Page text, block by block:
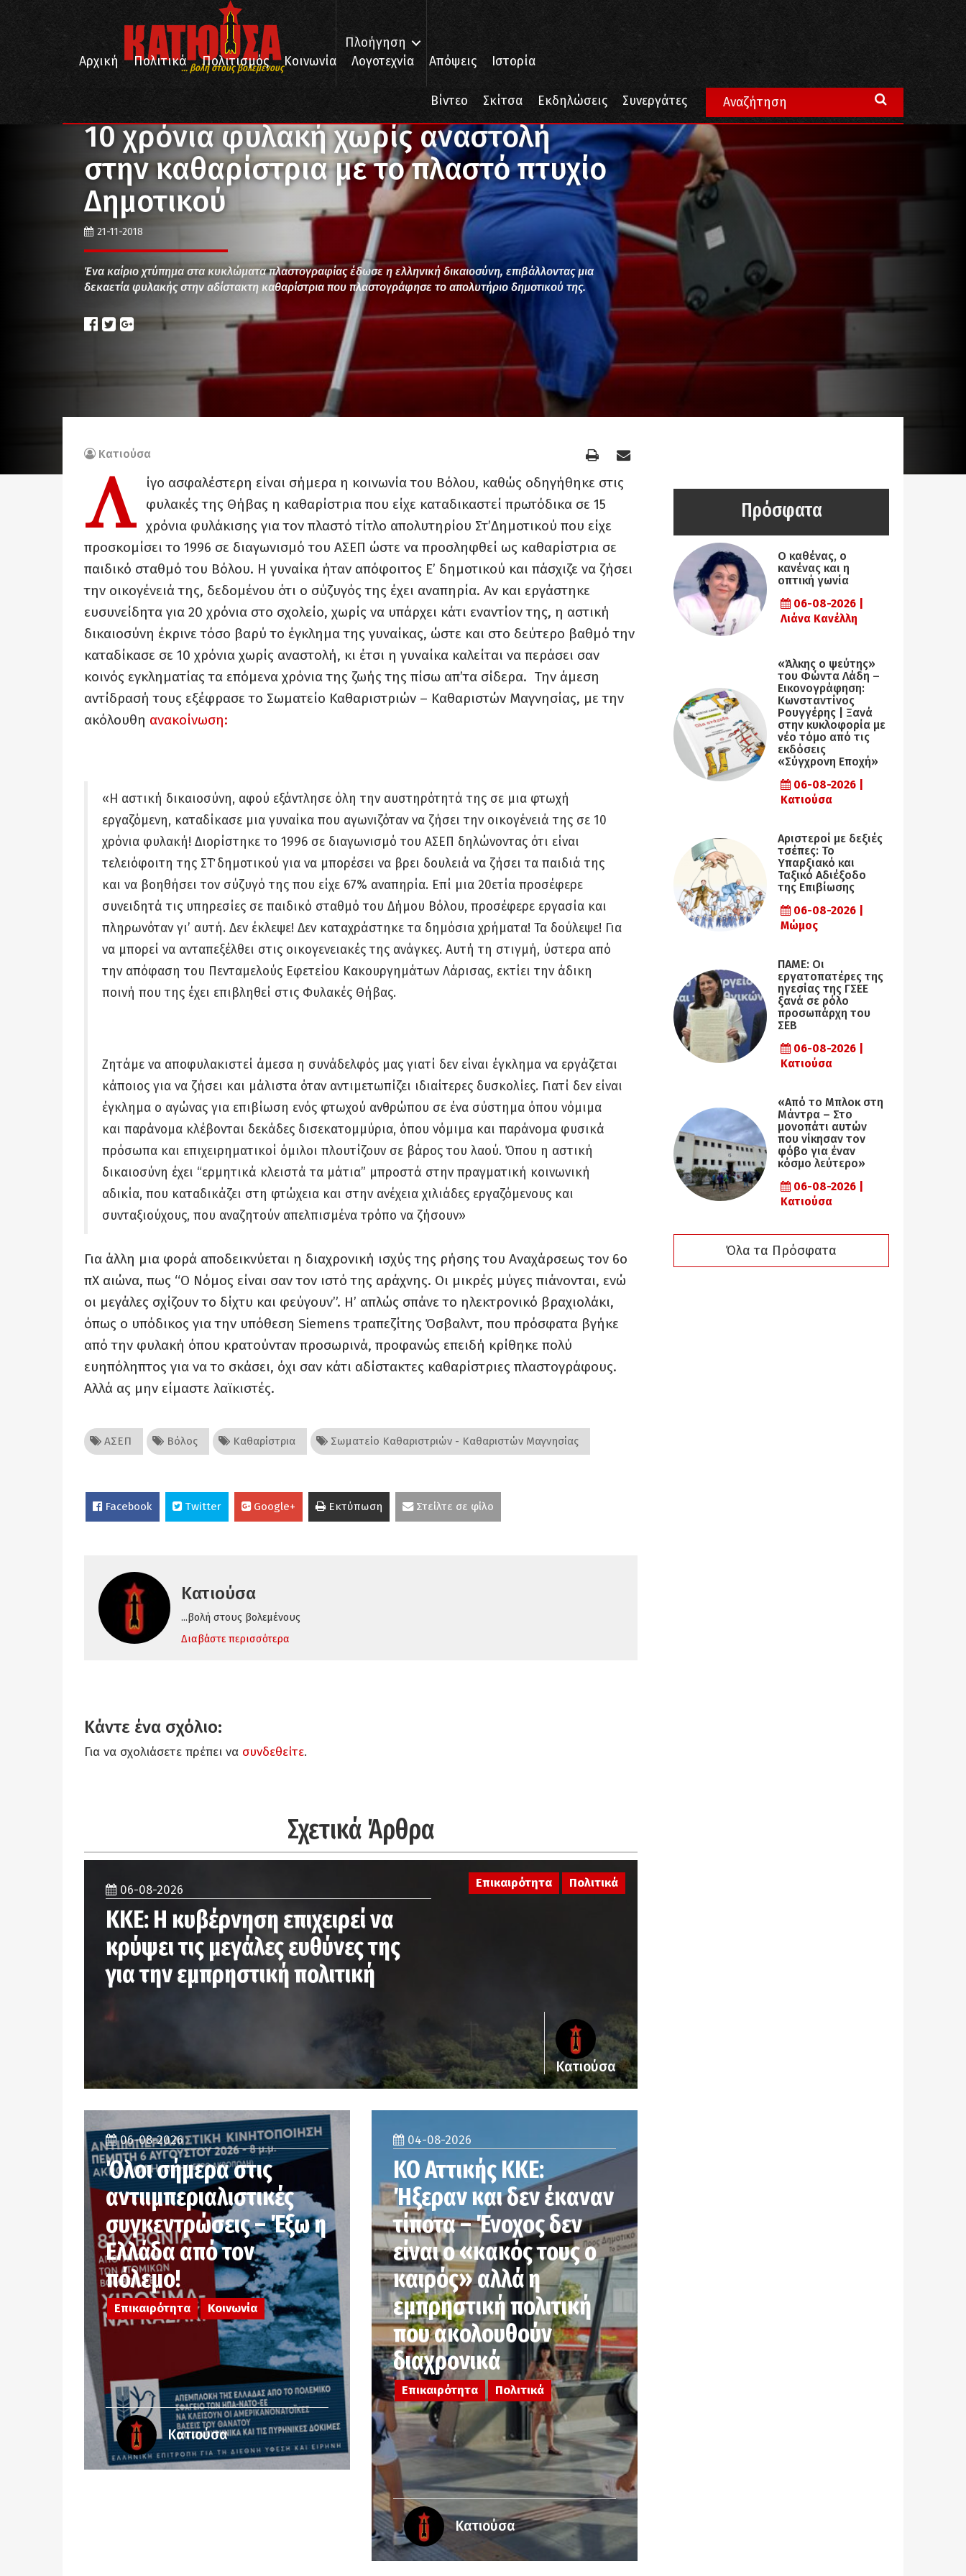
... βολή στους βολεμένους
Πλοήγηση
Αρχική
Πολιτικά Πολιτισμός Κοινωνία Λογοτεχνία Απόψεις Ιστορία
Βίντεο Σκίτσα Εκδηλώσεις Συνεργάτες
Επικαιρότητα 10 χρόνια φυλακή χωρίς αναστολή στην καθαρίστρια με το πλαστό πτυχίο Δημοτικού
10 χρόνια φυλακή χωρίς αναστολή
στην καθαρίστρια με το πλαστό πτυχίο
Δημοτικού
21-11-2018
Ένα καίριο χτύπημα στα κυκλώματα πλαστογραφίας έδωσε η ελληνική δικαιοσύνη, επιβάλλοντας μια
δεκαετία φυλακής στην αδίστακτη καθαρίστρια που πλαστογράφησε το απολυτήριο δημοτικού της.
Κατιούσα
Λ
ίγο ασφαλέστερη είναι σήμερα η κοινωνία του Βόλου, καθώς οδηγήθηκε στις
φυλακές της Θήβας η καθαρίστρια που είχε καταδικαστεί πρωτόδικα σε 15
χρόνια φυλάκισης για τον πλαστό τίτλο απολυτηρίου Στ’Δημοτικού που είχε
προσκομίσει το 1996 σε διαγωνισμό του ΑΣΕΠ ώστε να προσληφθεί ως καθαρίστρια σε
παιδικό σταθμό του Βόλου. Η γυναίκα ήταν απόφοιτος Ε’ δημοτικού και πάσχιζε να ζήσει
την οικογένειά της, δεδομένου ότι ο σύζυγός της έχει αναπηρία. Αν και εργάστηκε
ευσυνείδητα για 20 χρόνια στο σχολείο, χωρίς να υπάρχει κάτι εναντίον της, η αστική
δικαιοσύνη έκρινε τόσο βαρύ το έγκλημα της γυναίκας, ώστε και στο δεύτερο βαθμό την
καταδίκασε σε 10 χρόνια χωρίς αναστολή, κι έτσι η γυναίκα καλείται να περάσει σαν
κοινός εγκληματίας τα επόμενα χρόνια της ζωής της πίσω απ’τα σίδερα. Την άμεση
αντίδρασή τους εξέφρασε το Σωματείο Καθαριστριών – Καθαριστών Μαγνησίας, με την
ακόλουθη ανακοίνωση:
«Η αστική δικαιοσύνη, αφού εξάντλησε όλη την αυστηρότητά της σε μια φτωχή
εργαζόμενη, καταδίκασε μια γυναίκα που αγωνιζόταν να ζήσει την οικογένειά της σε 10
χρόνια φυλακή! Διορίστηκε το 1996 σε διαγωνισμό του ΑΣΕΠ δηλώνοντας ότι είναι
τελειόφοιτη της ΣΤ΄ δημοτικού για να μπορέσει να βρει δουλειά να ζήσει τα παιδιά της
και να βοηθήσει τον σύζυγό της που είχε 67% αναπηρία. Επί μια 20ετία προσέφερε
συνειδητά τις υπηρεσίες σε παιδικό σταθμό του Δήμου Βόλου, προσέφερε εργασία και
πληρωνόταν γι’ αυτή. Δεν έκλεψε! Δεν καταχράστηκε τα δημόσια χρήματα! Τα δούλεψε! Για
να μπορεί να ανταπεξέλθει στις οικογενειακές της ανάγκες. Αυτή τη στιγμή, ύστερα από
την απόφαση του Πενταμελούς Εφετείου Κακουργημάτων Λάρισας, εκτίει την άδικη
ποινή που της έχει επιβληθεί στις Φυλακές Θήβας.
Ζητάμε να αποφυλακιστεί άμεσα η συνάδελφός μας γιατί δεν είναι έγκλημα να εργάζεται
κάποιος για να ζήσει και μάλιστα όταν αντιμετωπίζει ιδιαίτερες δυσκολίες. Γιατί δεν είναι
έγκλημα ο αγώνας για επιβίωση ενός φτωχού ανθρώπου σε ένα σύστημα όπου νόμιμα
και παράνομα κλέβονται δεκάδες δισεκατομμύρια, όπου νόμιμα και παράνομα φυσικά
πρόσωπα και επιχειρηματικοί όμιλοι πλουτίζουν σε βάρος του λαού. Όπου η αστική
δικαιοσύνη έχει “ερμητικά κλειστά τα μάτια” μπροστά στην πραγματική κοινωνική
αδικία, που καταδικάζει στη φτώχεια και στην ανέχεια χιλιάδες εργαζόμενους και
συνταξιούχους, που αναζητούν απελπισμένα τρόπο να ζήσουν»
Για άλλη μια φορά αποδεικνύεται η διαχρονική ισχύς της ρήσης του Αναχάρσεως τον 6ο
πΧ αιώνα, πως “Ο Νόμος είναι σαν τον ιστό της αράχνης. Οι μικρές μύγες πιάνονται, ενώ
οι μεγάλες σχίζουν το δίχτυ και φεύγουν”. Η’ απλώς σπάνε το ηλεκτρονικό βραχιολάκι,
όπως ο υπόδικος για την υπόθεση Siemens τραπεζίτης Όσβαλντ, που πρόσφατα βγήκε
από την φυλακή όπου κρατούνταν προσωρινά, προφανώς επειδή κρίθηκε πολύ
ευηπόληπτος για να το σκάσει, όχι σαν κάτι αδίστακτες καθαρίστριες πλαστογράφους.
Αλλά ας μην είμαστε λαϊκιστές.
ΑΣΕΠ Βόλος Καθαρίστρια Σωματείο Καθαριστριών - Καθαριστών Μαγνησίας
Facebook Twitter Google+ Εκτύπωση Στείλτε σε φίλο
Κατιούσα
...βολή στους βολεμένους
Διαβάστε περισσότερα
Κάντε ένα σχόλιο:
Για να σχολιάσετε πρέπει να συνδεθείτε.
Σχετικά Άρθρα
Επικαιρότητα Πολιτικά
06-08-2026
ΚΚΕ: Η κυβέρνηση επιχειρεί να
κρύψει τις μεγάλες ευθύνες της
για την εμπρηστική πολιτική
Κατιούσα
06-08-2026
Όλοι σήμερα στις
αντιιμπεριαλιστικές
συγκεντρώσεις – Έξω η
Ελλάδα από τον
πόλεμο!
Επικαιρότητα Κοινωνία
Κατιούσα
04-08-2026
KO Αττικής ΚΚΕ:
Ήξεραν και δεν έκαναν
τίποτα – Ένοχος δεν
είναι ο «κακός τους ο
καιρός» αλλά η
εµπρηστική πολιτική
που ακολουθούν
διαχρονικά
Επικαιρότητα Πολιτικά
Κατιούσα
Πρόσφατα
Ο καθένας, ο
κανένας και η
οπτική γωνία
06-08-2026 |
Λιάνα Κανέλλη
«Άλκης ο ψεύτης»
του Φώντα Λάδη –
Εικονογράφηση:
Κωνσταντίνος
Ρουγγέρης | Ξανά
στην κυκλοφορία με
νέο τόμο από τις
εκδόσεις
«Σύγχρονη Εποχή»
06-08-2026 |
Κατιούσα
Αριστεροί με δεξιές
τσέπες: Το
Υπαρξιακό και
Ταξικό Αδιέξοδο
της Επιβίωσης
06-08-2026 |
Μώμος
ΠΑΜΕ: Οι
εργατοπατέρες της
ηγεσίας της ΓΣΕΕ
ξανά σε ρόλο
προσωπάρχη του
ΣΕΒ
06-08-2026 |
Κατιούσα
«Από το Μπλοκ στη
Μάντρα – Στο
μονοπάτι αυτών
που νίκησαν τον
φόβο για έναν
κόσμο λεύτερο»
06-08-2026 |
Κατιούσα
Όλα τα Πρόσφατα